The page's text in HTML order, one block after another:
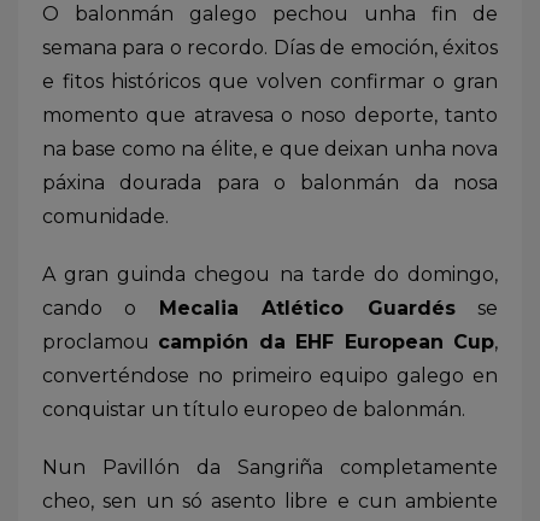
O balonmán galego pechou unha fin de
semana para o recordo. Días de emoción, éxitos
e fitos históricos que volven confirmar o gran
momento que atravesa o noso deporte, tanto
na base como na élite, e que deixan unha nova
páxina dourada para o balonmán da nosa
comunidade.
A gran guinda chegou na tarde do domingo,
cando o Mecalia Atlético Guardésse
proclamou campión da EHF European Cup,
converténdose no primeiro equipo galego en
conquistar un título europeo de balonmán.
Nun Pavillón da Sangriña completamente
cheo, sen un só asento libre e cun ambiente